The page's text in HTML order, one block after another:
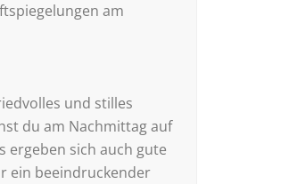
am
und stilles
du am Nachmittag auf
ergeben sich auch gute
ein beeindruckender